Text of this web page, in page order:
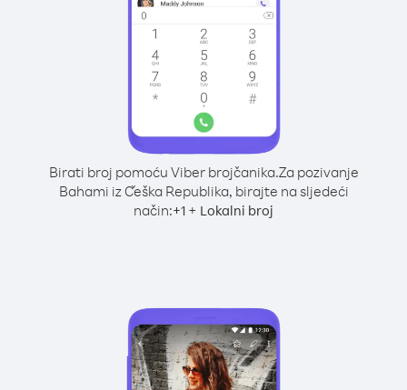
Birati broj pomoću Viber brojčanika.Za pozivanje
Bahami iz Češka Republika, birajte na sljedeći
način:+1 + Lokalni broj